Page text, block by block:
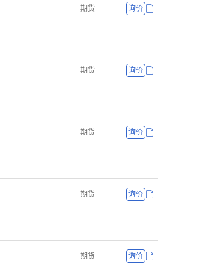
期货 询价
期货 询价
期货 询价
期货 询价
期货 询价